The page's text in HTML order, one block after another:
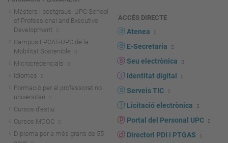
Màsters i postgraus. UPC School
of Professional and Executive
Development
Campus FPCAT-UPC de la
Mobilitat Sostenible
Microcredencials
Idiomes
Formació per al professorat no
universitari
Cursos d'estiu
Cursos MOOC
Diploma per a més grans de 55
ACCÉS DIRECTE
Atenea
E-Secretaria
Seu electrònica
Identitat digital
Serveis TIC
Licitació electrònica
Portal del Personal UPC
Directori PDI i PTGAS